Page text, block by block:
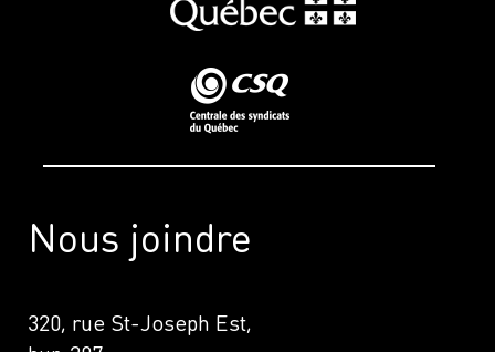
Nous joindre
320, rue St-Joseph Est,